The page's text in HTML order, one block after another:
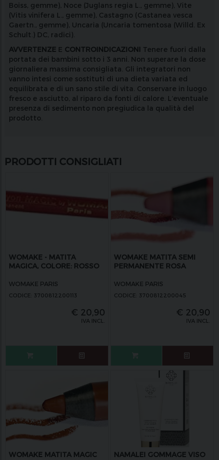
Boiss, gemme), Noce (Juglans regia L., gemme), Vite
(Vitis vinifera L., gemme), Castagno (Castanea vesca
Gaertn., gemme), Uncaria (Uncaria tomentosa (Willd. Ex
Schult.) DC, radici).
AVVERTENZE E CONTROINDICAZIONI Tenere fuori dalla
portata dei bambini sotto i 3 anni. Non superare la dose
giornaliera massima consigliata. Gli integratori non
vanno intesi come sostituti di una dieta variata ed
equilibrata e di un sano stile di vita. Conservare in luogo
fresco e asciutto, al riparo da fonti di calore. L’eventuale
presenza di sedimento non pregiudica la qualità del
prodotto.
PRODOTTI CONSIGLIATI
WOMAKE - MATITA
MAGICA, COLORE: ROSSO
WOMAKE PARIS
CODICE: 3700812200113
€ 20,90
IVA INCL.
WOMAKE MATITA SEMI
PERMANENTE ROSA
WOMAKE PARIS
CODICE: 3700812200045
€ 20,90
IVA INCL.
WOMAKE MATITA MAGIC
NAMALEI GOMMAGE VISO